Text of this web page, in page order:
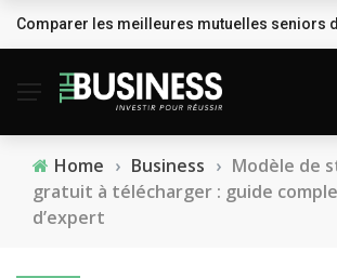
BREAKING NEWS
Comparer les meilleures mutuelles seniors
Home › Business › Modèle de
gratuit à télécharger : guide
d’expert